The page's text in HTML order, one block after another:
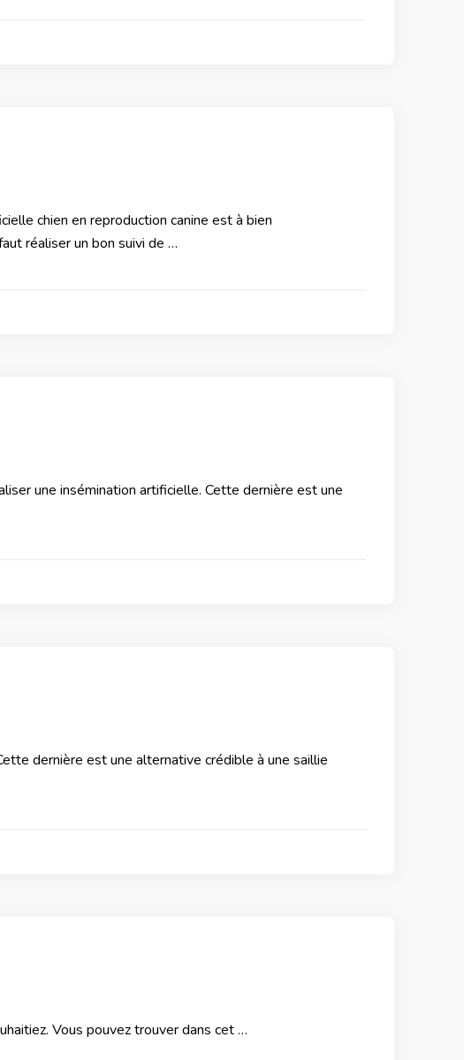
chien en reproduction canine est à bien
réaliser un bon suivi de …
une insémination artificielle. Cette dernière est une
dernière est une alternative crédible à une saillie
Vous pouvez trouver dans cet …